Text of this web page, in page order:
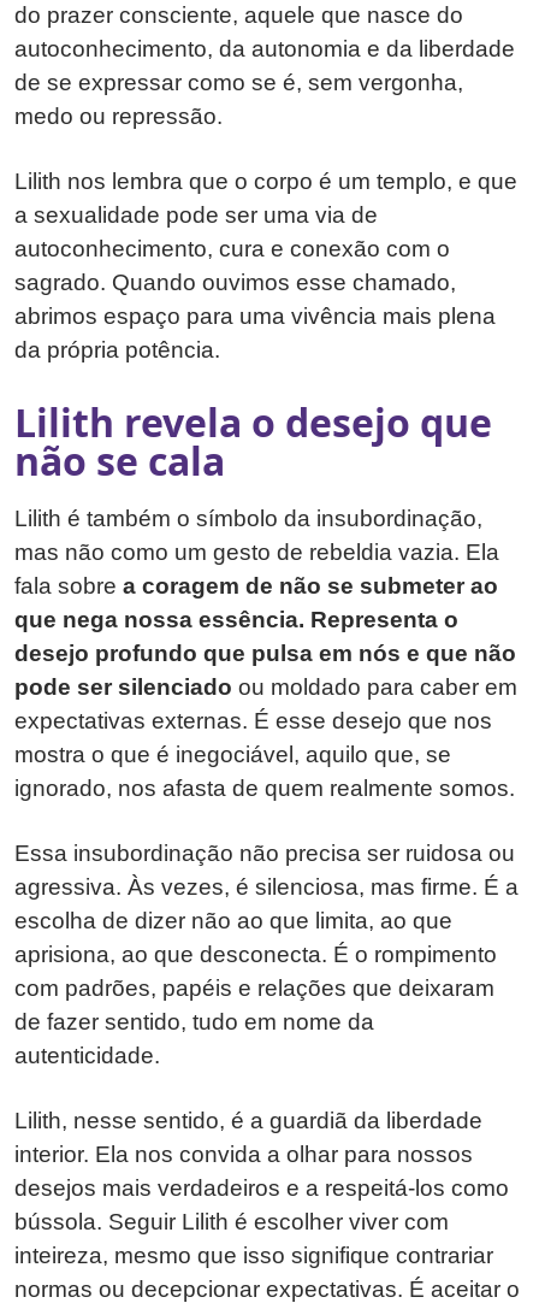
do prazer consciente, aquele que nasce do
autoconhecimento, da autonomia e da liberdade
de se expressar como se é, sem vergonha,
medo ou repressão.
Lilith nos lembra que o corpo é um templo, e que
a sexualidade pode ser uma via de
autoconhecimento, cura e conexão com o
sagrado. Quando ouvimos esse chamado,
abrimos espaço para uma vivência mais plena
da própria potência.
Lilith revela o desejo que
não se cala
Lilith é também o símbolo da insubordinação,
mas não como um gesto de rebeldia vazia. Ela
fala sobre a coragem de não se submeter ao
que nega nossa essência. Representa o
desejo profundo que pulsa em nós e que não
pode ser silenciado ou moldado para caber em
expectativas externas. É esse desejo que nos
mostra o que é inegociável, aquilo que, se
ignorado, nos afasta de quem realmente somos.
Essa insubordinação não precisa ser ruidosa ou
agressiva. Às vezes, é silenciosa, mas firme. É a
escolha de dizer não ao que limita, ao que
aprisiona, ao que desconecta. É o rompimento
com padrões, papéis e relações que deixaram
de fazer sentido, tudo em nome da
autenticidade.
Lilith, nesse sentido, é a guardiã da liberdade
interior. Ela nos convida a olhar para nossos
desejos mais verdadeiros e a respeitá-los como
bússola. Seguir Lilith é escolher viver com
inteireza, mesmo que isso signifique contrariar
normas ou decepcionar expectativas. É aceitar o